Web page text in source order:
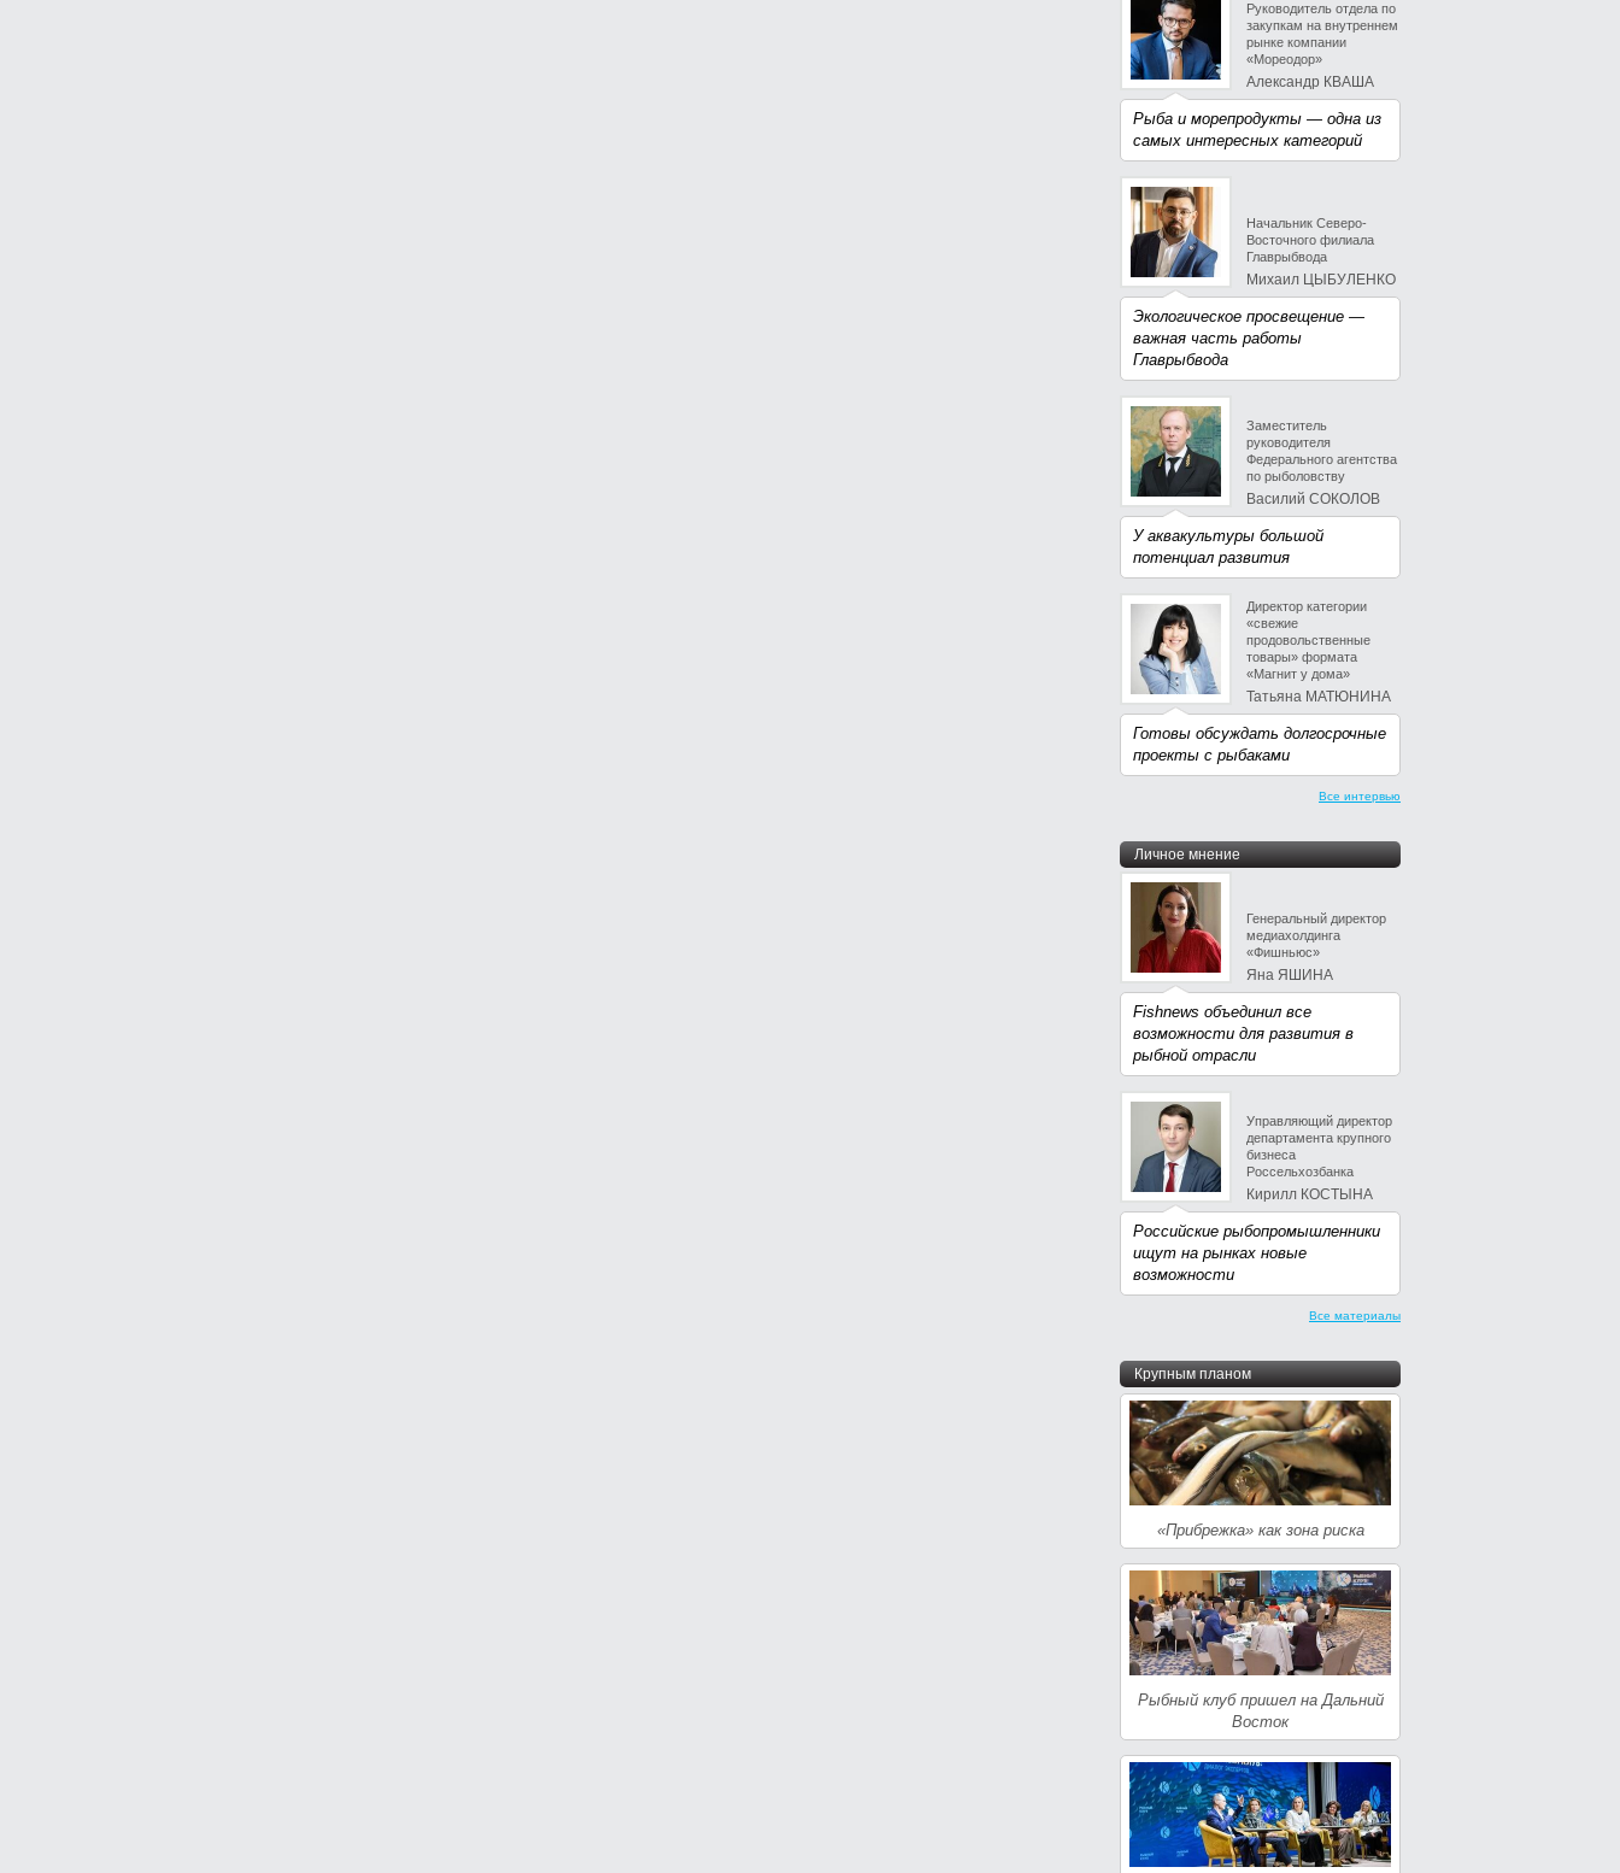
Руководитель отдела по
закупкам на внутреннем
рынке компании
«Мореодор»
Александр КВАША
Рыба и морепродукты — одна из
самых интересных категорий
Начальник Северо-
Восточного филиала
Главрыбвода
Михаил ЦЫБУЛЕНКО
Экологическое просвещение —
важная часть работы
Главрыбвода
Заместитель
руководителя
Федерального агентства
по рыболовству
Василий СОКОЛОВ
У аквакультуры большой
потенциал развития
Директор категории
«свежие
продовольственные
товары» формата
«Магнит у дома»
Татьяна МАТЮНИНА
Готовы обсуждать долгосрочные
проекты с рыбаками
Все интервью
Личное мнение
Генеральный директор
медиахолдинга
«Фишньюс»
Яна ЯШИНА
Fishnews объединил все
возможности для развития в
рыбной отрасли
Управляющий директор
департамента крупного
бизнеса
Россельхозбанка
Кирилл КОСТЫНА
Российские рыбопромышленники
ищут на рынках новые
возможности
Все материалы
Крупным планом
«Прибрежка» как зона риска
Рыбный клуб пришел на Дальний
Восток